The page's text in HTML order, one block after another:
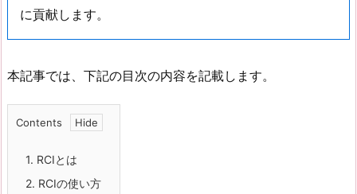
に貢献します。
本記事では、下記の目次の内容を記載します。
Contents
1. RCIとは
2. RCIの使い方